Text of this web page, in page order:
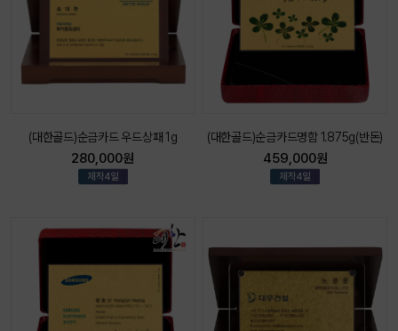
(대한골드)순금카드 우드상패 1g
280,000원
(대한골드)순금카드명함 1.875g(반돈)
459,000원